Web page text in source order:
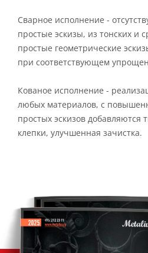
Сварное исполнение -
простые эскизы, из тонских и
простые геометрические
при соответствующем
Кованое исполнение -
любых материалов, с
простых эскизов
клепки, улучшенная зачистка.